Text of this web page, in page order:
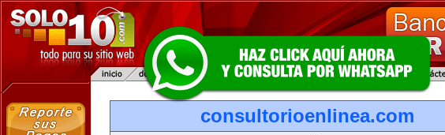
consultorioenlinea.com